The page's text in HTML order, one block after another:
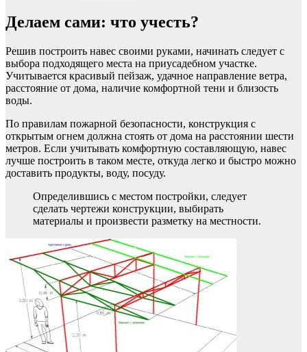
Делаем сами: что учесть?
Решив построить навес своими руками, начинать следует с
выбора подходящего места на приусадебном участке.
Учитывается красивый пейзаж, удачное направление ветра,
расстояние от дома, наличие комфортной тени и близость
воды.
По правилам пожарной безопасности, конструкция с
открытым огнем должна стоять от дома на расстоянии шести
метров. Если учитывать комфортную составляющую, навес
лучше построить в таком месте, откуда легко и быстро можно
доставить продукты, воду, посуду.
Определившись с местом постройки, следует
сделать чертежи конструкции, выбирать
материалы и произвести разметку на местности.